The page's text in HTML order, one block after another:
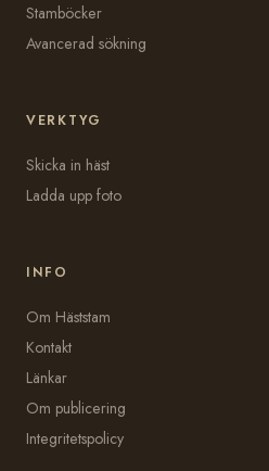
Stamböcker
Avancerad sökning
VERKTYG
Skicka in häst
Ladda upp foto
INFO
Om Häststam
Kontakt
Länkar
Om publicering
Integritetspolicy